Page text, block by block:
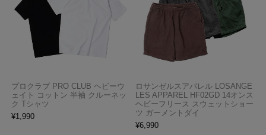
プロクラブ PRO CLUB ヘビーウ
ェイト コットン 半袖 クルーネッ
ク Tシャツ
¥1,990
ロサンゼルスアパレル LOSANGE
LES APPAREL HF02GD 14オンス
ヘビーフリース スウェットショー
ツ ガーメントダイ
¥6,990